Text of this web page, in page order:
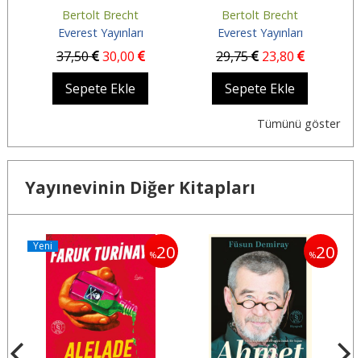
Bertolt Brecht
Everest Yayınları
37,50 30,00
Sepete Ekle
Bertolt Brecht
Everest Yayınları
29,75 23,80
Sepete Ekle
Tümünü göster
Yayınevinin Diğer Kitapları
%20
Yeni
%20